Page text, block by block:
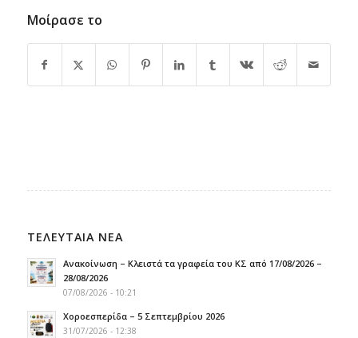
Μοίρασε το
ΤΕΛΕΥΤΑΙΑ ΝΕΑ
Ανακοίνωση – Κλειστά τα γραφεία του ΚΣ από 17/08/2026 –
28/08/2026
07/08/2026 - 10:21
Χοροεσπερίδα – 5 Σεπτεμβρίου 2026
31/07/2026 - 12:38